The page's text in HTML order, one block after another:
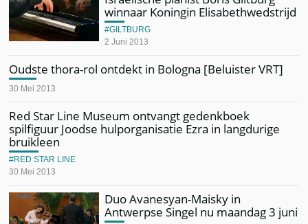
winnaar Koningin Elisabethwedstrijd
2 Juni 2013
GILTBURG
Oudste thora-rol ontdekt in Bologna [Beluister VRT]
30 Mei 2013
Red Star Line Museum ontvangt gedenkboek
spilfiguur Joodse hulporganisatie Ezra in langdurige
bruikleen
30 Mei 2013
RED STAR LINE
Duo Avanesyan-Maisky in
Antwerpse Singel nu maandag 3 juni